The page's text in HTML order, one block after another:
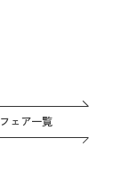
フェア一覧